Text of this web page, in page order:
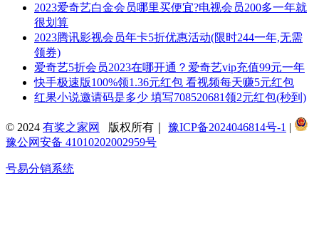
2023爱奇艺白金会员哪里买便宜?电视会员200多一年就
很划算
2023腾讯影视会员年卡5折优惠活动(限时244一年,无需
领券)
爱奇艺5折会员2023在哪开通？爱奇艺vip充值99元一年
快手极速版100%领1.36元红包 看视频每天赚5元红包
红果小说邀请码是多少 填写708520681领2元红包(秒到)
© 2024 有奖之家网 版权所有｜ 豫ICP备2024046814号-1 |
豫公网安备 41010202002959号
号易分销系统